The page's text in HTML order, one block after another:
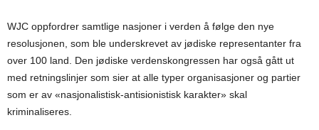
WJC oppfordrer samtlige nasjoner i verden å følge den nye
resolusjonen, som ble underskrevet av jødiske representanter fra
over 100 land. Den jødiske verdenskongressen har også gått ut
med retningslinjer som sier at alle typer organisasjoner og partier
som er av «nasjonalistisk-antisionistisk karakter» skal
kriminaliseres.